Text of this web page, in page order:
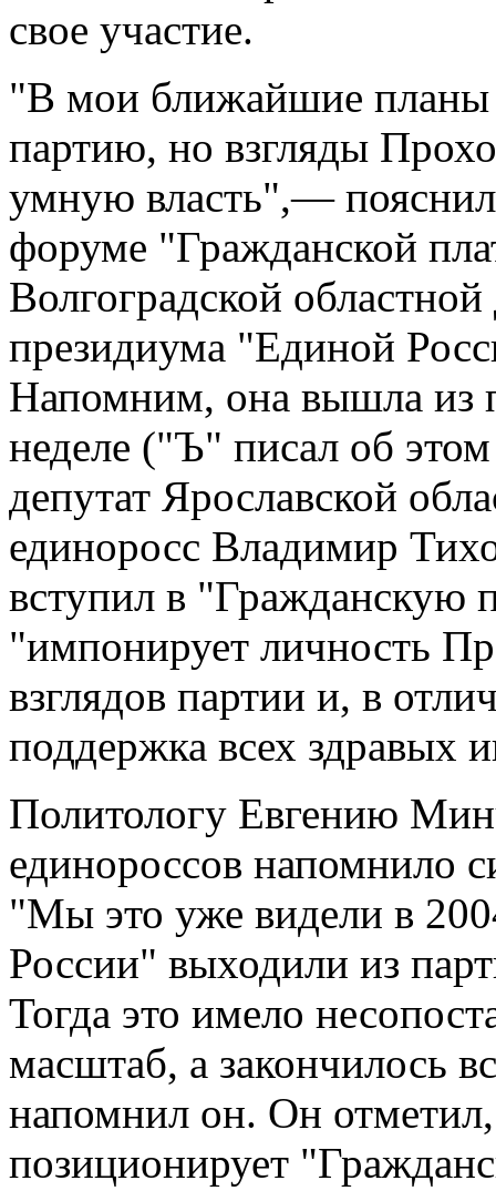
свое участие.
"В мои ближайшие планы
партию, но взгляды
умную власть",—
форуме "Гражданской
Волгоградской
президиума "Единой
Напомним, она вышла из
неделе ("Ъ" писал об
депутат Ярославской
единоросс Владимир
вступил в "Гражданскую
"импонирует личность
взглядов партии и, в
поддержка всех здравых
Политологу Евгению
единороссов напомнило
"Мы это уже видели в
России" выходили из
Тогда это имело
масштаб, а закончилось
напомнил он. Он
позиционирует